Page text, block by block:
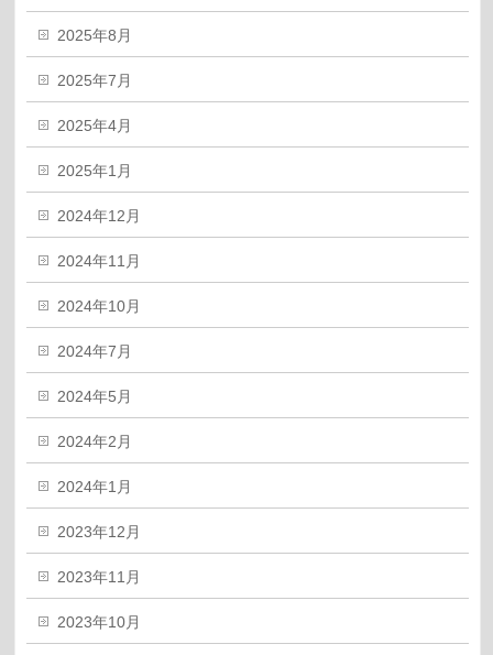
2025年8月
2025年7月
2025年4月
2025年1月
2024年12月
2024年11月
2024年10月
2024年7月
2024年5月
2024年2月
2024年1月
2023年12月
2023年11月
2023年10月